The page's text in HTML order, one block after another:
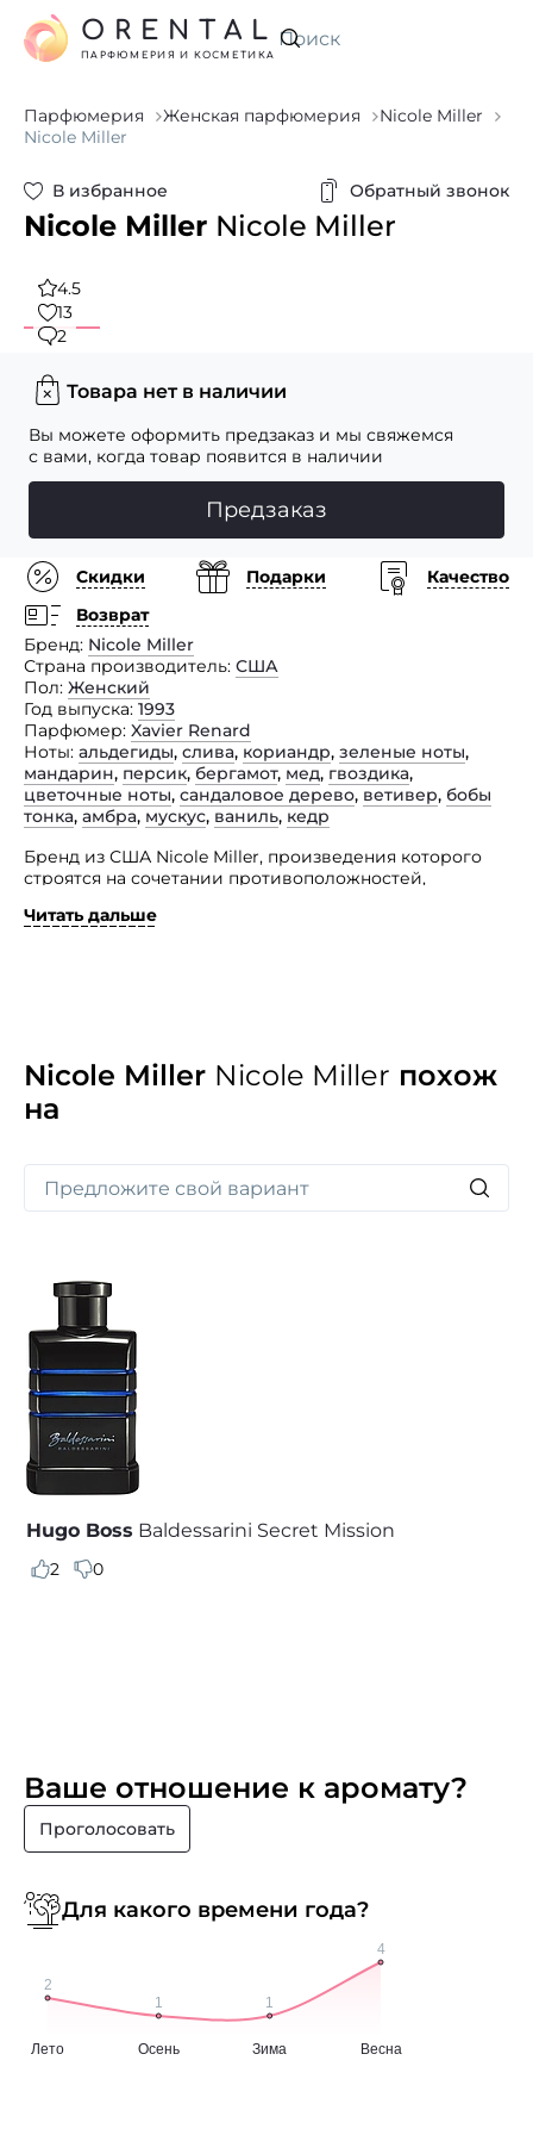
Искать
ORENTAL
ПАРФЮМЕРИЯ И КОСМЕТИКА
Парфюмерия Женская парфюмерия
Nicole Miller
Nicole Miller
В избранное Обратный звонок
Nicole Miller Nicole Miller
4.5
13
2
Товара нет в наличии
Вы можете оформить предзаказ и мы свяжемся
с вами, когда товар появится в наличии
Предзаказ
Скидки Подарки
Качество
Возврат
Бренд Nicole Miller
Страна производитель США
Пол Женский
Год выпуска 1993
Парфюмер Xavier Renard
Ноты альдегиды, слива, кориандр, зеленые ноты,
мандарин, персик, бергамот, мед, гвоздика,
цветочные ноты, сандаловое дерево, ветивер, бобы
тонка, амбра, мускус, ваниль, кедр
Бренд из США Nicole Miller, произведения которого
строятся на сочетании противоположностей,
представил парфюмерный дуэт с одноименным
соблазнительницам, которые точно знают, как
покорить сердце мужчины.
Читать дальше
Nicole Miller Nicole Miller похож
на
Hugo Boss Baldessarini Secret Mission
2 0
Ваше отношение к аромату?
Проголосовать
Для какого времени года?